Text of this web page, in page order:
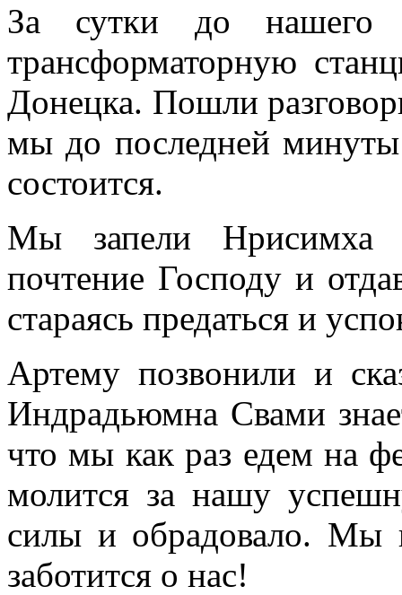
За сутки до нашего
трансформаторную
Донецка. Пошли
мы до последней
состоится.
Мы запели Нрисимха
почтение Господу и
стараясь предаться и
Артему позвонили и
Индрадьюмна Свами
что мы как раз едем на
молится за нашу
силы и обрадовало.
заботится о нас!